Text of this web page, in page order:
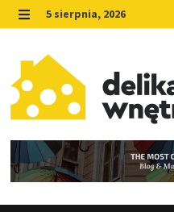
Skip
to
content
MENU
5 sierpnia, 2026